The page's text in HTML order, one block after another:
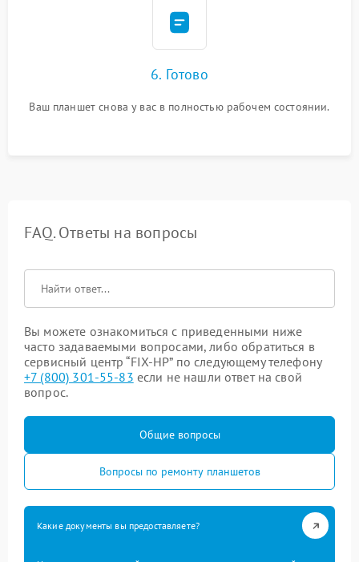
6. Готово
Ваш планшет снова у вас в полностью рабочем состоянии.
FAQ. Ответы на вопросы
Вы можете ознакомиться с приведенными ниже
часто задаваемыми вопросами, либо обратиться в
сервисный центр “FIX-HP” по следующему телефону
+7 (800) 301-55-83 если не нашли ответ на свой
вопрос.
Общие вопросы
Вопросы по ремонту планшетов
Какие документы вы предоставляете?